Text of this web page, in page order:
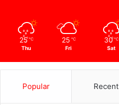
25 ℃
Thu
25 ℃
Fri
30 ℃
Sat
Popular Recent